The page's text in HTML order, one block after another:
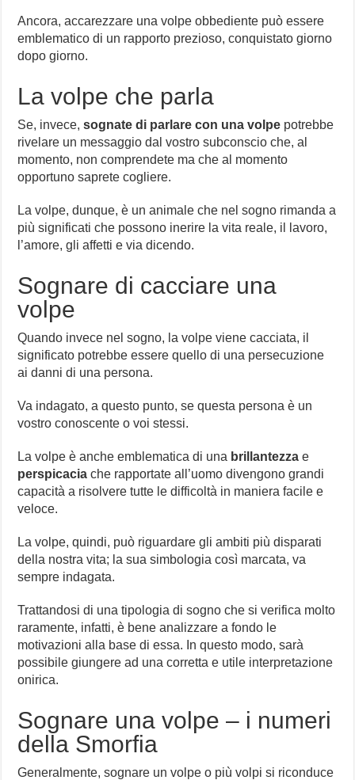
Ancora, accarezzare una volpe obbediente può essere
emblematico di un rapporto prezioso, conquistato giorno
dopo giorno.
La volpe che parla
Se, invece,sognate di parlare con una volpe potrebbe
rivelare un messaggio dal vostro subconscio che, al
momento, non comprendete ma che al momento
opportuno saprete cogliere.
La volpe, dunque, è un animale che nel sogno rimanda a
più significati che possono inerire la vita reale, il lavoro,
l’amore, gli affetti e via dicendo.
Sognare di cacciare una
volpe
Quando invece nel sogno, la volpe viene cacciata, il
significato potrebbe essere quello di una persecuzione
ai danni di una persona.
Va indagato, a questo punto, se questa persona è un
vostro conoscente o voi stessi.
La volpe è anche emblematica di una brillantezza e
perspicacia che rapportate all’uomo divengono grandi
capacità a risolvere tutte le difficoltà in maniera facile e
veloce.
La volpe, quindi, può riguardare gli ambiti più disparati
della nostra vita; la sua simbologia così marcata, va
sempre indagata.
Trattandosi di una tipologia di sogno che si verifica molto
raramente, infatti, è bene analizzare a fondo le
motivazioni alla base di essa. In questo modo, sarà
possibile giungere ad una corretta e utile interpretazione
onirica.
Sognare una volpe – i numeri
della Smorfia
Generalmente, sognare un volpe o più volpi si riconduce